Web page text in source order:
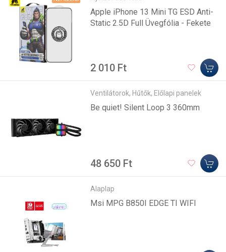
Apple iPhone 13 Mini TG ESD Anti-
Static 2.5D Full Üvegfólia - Fekete
2 010 Ft
Ventilátorok, Hűtők, Előlapi panelek
Be quiet! Silent Loop 3 360mm
48 650 Ft
Alaplap
Msi MPG B850I EDGE TI WIFI